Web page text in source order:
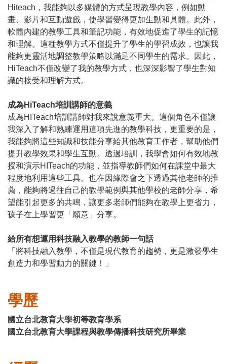
Hiteach，我能夠以多媒體的方式呈現教學內容，例如動
畫、影片和互動遊戲，使學習變得更加生動和具體。此外，
軟體內建的教學工具和筆記功能，有效地促進了學生的記憶
和理解。這種教學方式不僅提升了學生的學習成效，也讓我
能夠更靈活地調整教學策略以滿足不同學生的需求。因此，
HiTeach不僅改變了我的教學方式，也深深影響了學生對知
識的接受和理解方式。
成為HiTeach培訓講師的意義
成為HITeach培訓講師對我來說意義重大。這個角色不僅讓
我深入了解和熟練運用這項先進的教學科技，更重要的是，
我能夠將這些知識和技能分享給其他教育工作者，幫助他們
提升教學效果和學生互動。透過培訓，我學會如何有效地教
授和演示HITeach的功能，並指導教師們如何在課堂中最大
程度地利用這些工具。也在因緣際會之下透過其他老師的推
薦，能夠將過往自己的教學範例與其他學校的老師分享，希
望能引起更多的共鳴，讓更多老師們能夠在教學上更省力，
孩子在上學習更「願意」分享。
給所有想運用科技融入教學的教師一句話
「將科技融入教學，不僅是現代教育的趨勢，更是激發學生
創造力和學習動力的關鍵！」
學歷
國立台北教育大學初等教育學系
國立台北教育大學課程與教學傳播科技研究所畢業